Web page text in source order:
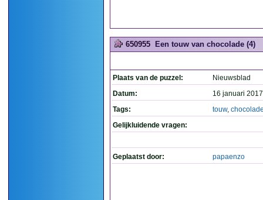
650955 Een touw van chocolade (4)
Plaats van de puzzel:
Nieuwsblad
Datum:
16 januari
Tags:
touw,
Gelijkluidende vragen:
Geplaatst door: papaenzo